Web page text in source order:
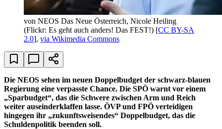
von NEOS Das Neue Österreich, Nicole Heiling
(Flickr: Es geht auch anders! Das FEST!) [CC BY-SA
2.0], via Wikimedia Commons
Die NEOS sehen im neuen Doppelbudget der schwarz-blauen
Regierung eine verpasste Chance. Die SPÖ warnt vor einem
„Sparbudget“, das die Schwere zwischen Arm und Reich
weiter auseinderklaffen lasse. ÖVP und FPÖ verteidigen
hingegen ihr „zukunftsweisendes“ Doppelbudget, das die
Schuldenpolitik beenden soll.